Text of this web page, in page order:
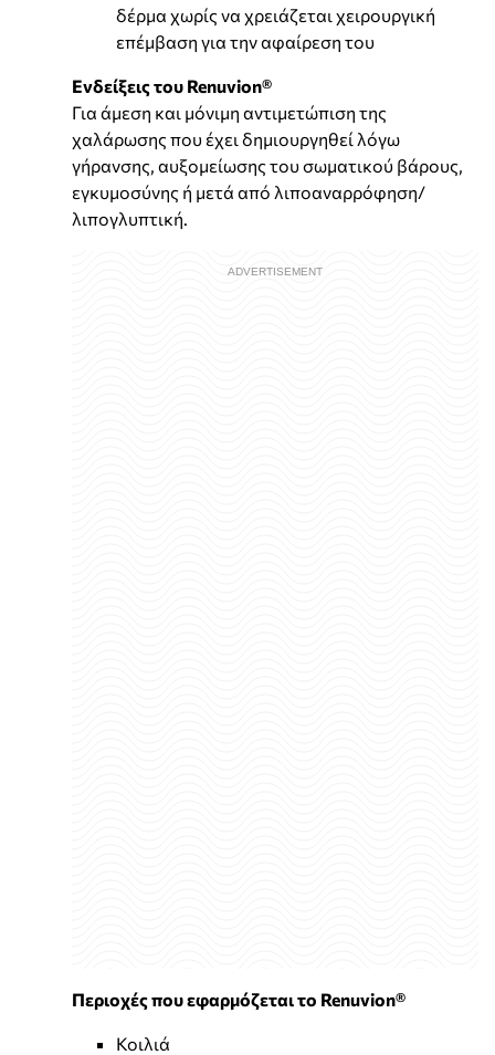
δέρμα χωρίς να χρειάζεται χειρουργική
επέμβαση για την αφαίρεση του
Ενδείξεις του Renuvion®
Για άμεση και μόνιμη αντιμετώπιση της
χαλάρωσης που έχει δημιουργηθεί λόγω
γήρανσης, αυξομείωσης του σωματικού βάρους,
εγκυμοσύνης ή μετά από λιποαναρρόφηση/
λιπογλυπτική.
Περιοχές που εφαρμόζεται το Renuvion®
Κοιλιά